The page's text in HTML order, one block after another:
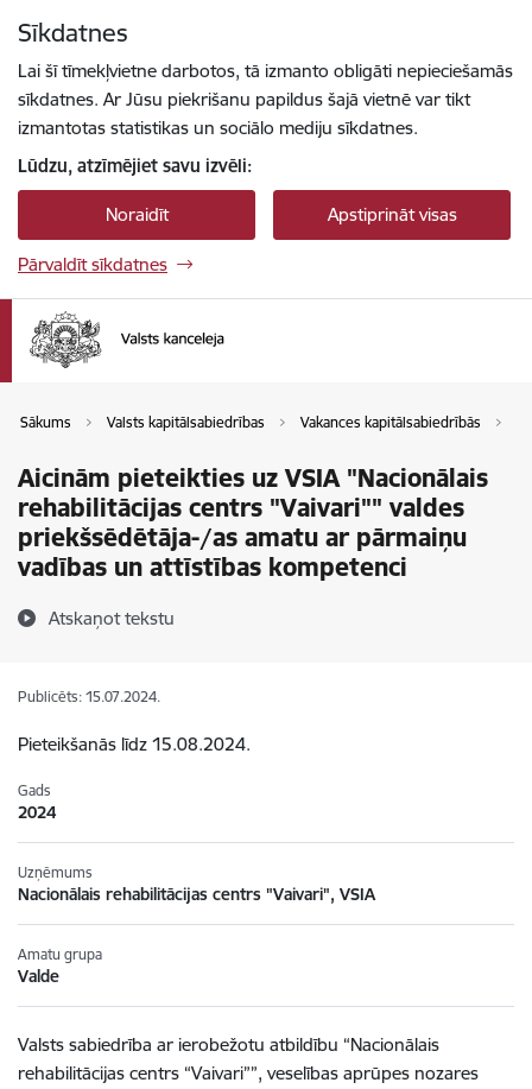
Sīkdatnes
Lai šī tīmekļvietne darbotos, tā izmanto obligāti nepieciešamās
sīkdatnes. Ar Jūsu piekrišanu papildus šajā vietnē var tikt
izmantotas statistikas un sociālo mediju sīkdatnes.
Lūdzu, atzīmējiet savu izvēli:
Noraidīt Apstiprināt visas
Pārvaldīt sīkdatnes
Sākums Valsts kapitālsabiedrības Vakances kapitālsabiedrībās
Aicinām pieteikties uz VSIA "Nacionālais
rehabilitācijas centrs "Vaivari"" valdes
priekšsēdētāja-/as amatu ar pārmaiņu
vadības un attīstības kompetenci
Atskaņot tekstu
Publicēts: 15.07.2024.
Pieteikšanās līdz 15.08.2024.
Gads
2024
Uzņēmums
Nacionālais rehabilitācijas centrs "Vaivari", VSIA
Amatu grupa
Valde
Valsts sabiedrība ar ierobežotu atbildību “Nacionālais
rehabilitācijas centrs “Vaivari””, veselības aprūpes nozares